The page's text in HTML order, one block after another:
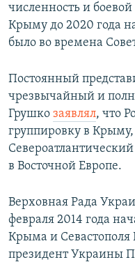
численность и
Крыму до 2020 года
было во времена
Постоянный
чрезвычайный и
Грушко заявлял, что
группировку в Крыму,
в Восточной Европе.
Верховная Рада
февраля 2014 года
Крыма и Севастополя
президент Украины